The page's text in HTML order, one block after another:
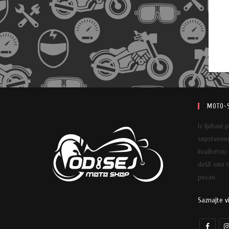
MOTO-
Iz ljubavi
kvalitetnu
došli smo
posao.
Saznajte